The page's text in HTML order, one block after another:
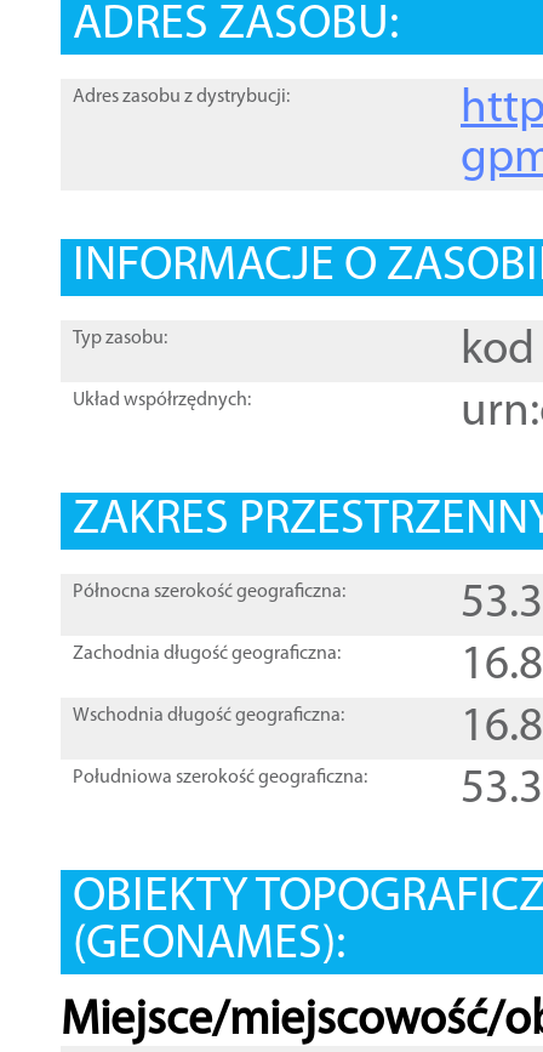
ADRES ZASOBU:
Adres zasobu z dystrybucji:
INFORMACJE O
Typ zasobu: kod
Układ współrzędnych:
ZAKRES
Północna szerokość geograficzna:
Zachodnia długość geograficzna:
Wschodnia długość geograficzna:
Południowa szerokość geograficzna:
OBIEKTY
(GEONAMES):
Miejsce/miejscowość/